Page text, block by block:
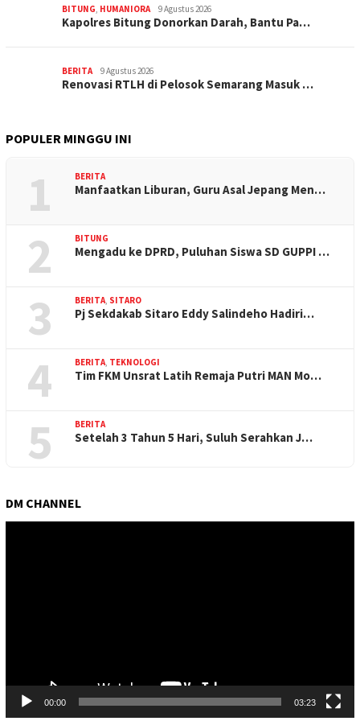
BITUNG HUMANIORA 9 Agustus 2026
Kapolres Bitung Donorkan Darah, Bantu Pa…
BERITA 9 Agustus 2026
Renovasi RTLH di Pelosok Semarang Masuk …
POPULER MINGGU INI
1 BERITA
Manfaatkan Liburan, Guru Asal Jepang Men…
2 BITUNG
Mengadu ke DPRD, Puluhan Siswa SD GUPPI …
3 BERITA SITARO
Pj Sekdakab Sitaro Eddy Salindeho Hadiri…
4 BERITA TEKNOLOGI
Tim FKM Unsrat Latih Remaja Putri MAN Mo…
5 BERITA
Setelah 3 Tahun 5 Hari, Suluh Serahkan J…
DM CHANNEL
00:00 03:23